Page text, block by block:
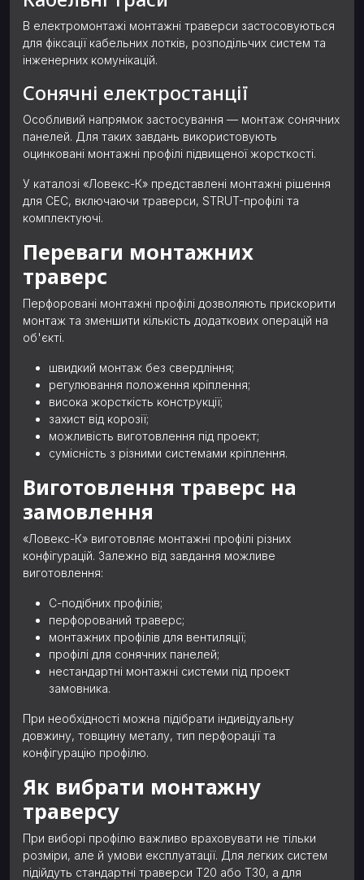
В електромонтажі монтажні траверси застосовуються
для фіксації кабельних лотків, розподільчих систем та
інженерних комунікацій.
Сонячні електростанції
Особливий напрямок застосування — монтаж сонячних
панелей. Для таких завдань використовують
оцинковані монтажні профілі підвищеної жорсткості.
У каталозі «Ловекс-К» представлені монтажні рішення
для СЕС, включаючи траверси, STRUT-профілі та
комплектуючі.
Переваги монтажних
траверс
Перфоровані монтажні профілі дозволяють прискорити
монтаж та зменшити кількість додаткових операцій на
об'єкті.
швидкий монтаж без свердління;
регулювання положення кріплення;
висока жорсткість конструкції;
захист від корозії;
можливість виготовлення під проект;
сумісність з різними системами кріплення.
Виготовлення траверс на
замовлення
«Ловекс-К» виготовляє монтажні профілі різних
конфігурацій. Залежно від завдання можливе
виготовлення:
С-подібних профілів;
перфорований траверс;
монтажних профілів для вентиляції;
профілі для сонячних панелей;
нестандартні монтажні системи під проект
замовника.
При необхідності можна підібрати індивідуальну
довжину, товщину металу, тип перфорації та
конфігурацію профілю.
Як вибрати монтажну
траверсу
При виборі профілю важливо враховувати не тільки
розміри, але й умови експлуатації. Для легких систем
підійдуть стандартні траверси T20 або T30, а для